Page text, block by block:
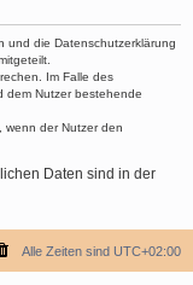
und die Datenschutzerklärung
Im Falle des
dem Nutzer bestehende
wenn der Nutzer den
Daten sind in der
Alle Zeiten sind UTC+02:00